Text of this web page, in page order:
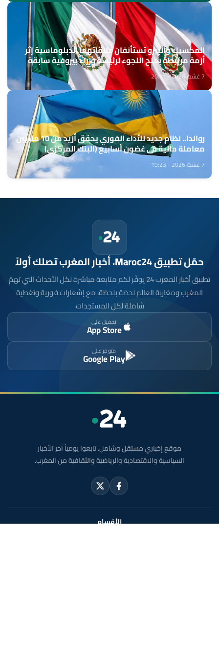
المكسيك والبيرو تستأنفان علاقاتهما الدبلوماسية إثر
أزمة مرتبطة بمنح اللجوء لرئيسة وزراء بيروفية سابقة
7 غشت 2026 - 20:31
رواندا.. نظام جديد للأداء الفوري يحقق أزيد من 10 ملايين
معاملة مالية في غضون أسابيع (البنك المركزي)
7 غشت 2026 - 19:23
حمّل تطبيق Maroc24، أخبار المغرب تصلك أولاً
تطبيق أخبار المغرب 24 يوفّر لكم متابعة مباشرة لكل الأحداث التي تهمّ
المغرب ومغاربة العالم لحظة بلحظة، مع إشعارات فورية وتغطية
شاملة لكل المستجدات.
تحميل على
App Store
متوفر على
Google Play
موقع إخباري مستقل وشامل. تابعوا يومياً آخر الأخبار
السياسية والاقتصادية والرياضية والثقافية من المغرب.
الأقسام